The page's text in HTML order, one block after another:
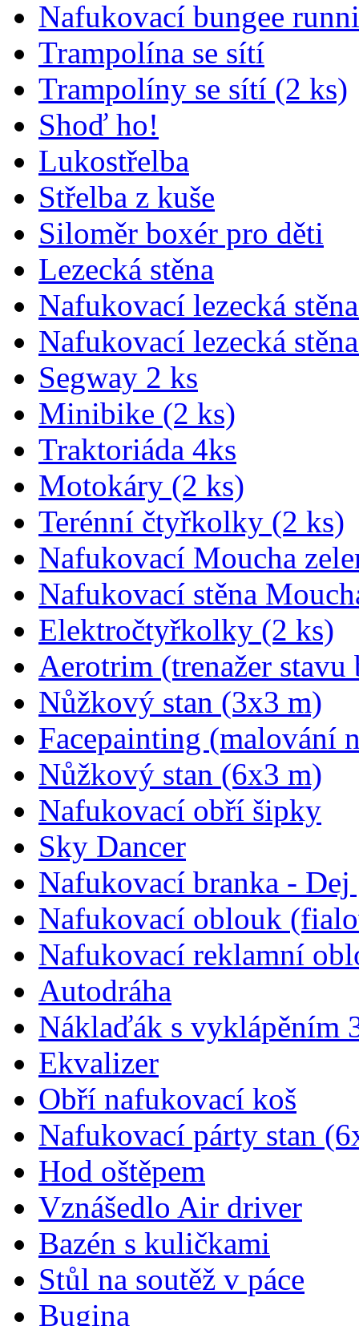
Nafukovací bungee
Trampolína se sítí
Trampolíny se sítí (2 ks)
Shoď ho!
Lukostřelba
Střelba z kuše
Siloměr boxér pro děti
Lezecká stěna
Nafukovací lezecká
Nafukovací lezecká
Segway 2 ks
Minibike (2 ks)
Traktoriáda 4ks
Motokáry (2 ks)
Terénní čtyřkolky (2 ks)
Nafukovací Moucha
Nafukovací stěna
Elektročtyřkolky (2 ks)
Aerotrim (trenažer stavu
Nůžkový stan (3x3 m)
Facepainting (malování
Nůžkový stan (6x3 m)
Nafukovací obří šipky
Sky Dancer
Nafukovací branka -
Nafukovací oblouk
Nafukovací reklamní
Autodráha
Náklaďák s vyklápěním
Ekvalizer
Obří nafukovací koš
Nafukovací párty stan
Hod oštěpem
Vznášedlo Air driver
Bazén s kuličkami
Stůl na soutěž v páce
Bugina